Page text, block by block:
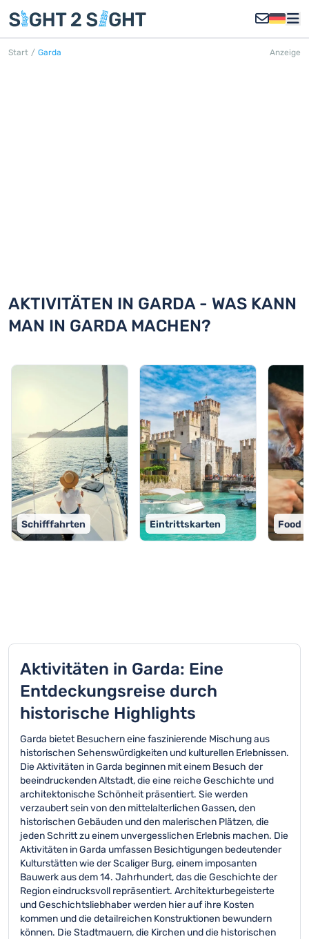
Start / Garda Anzeige
AKTIVITÄTEN IN GARDA - WAS KANN
MAN IN GARDA MACHEN?
Schifffahrten Eintrittskarten Food
Aktivitäten in Garda: Eine
Entdeckungsreise durch
historische Highlights
Garda bietet Besuchern eine faszinierende Mischung aus
historischen Sehenswürdigkeiten und kulturellen Erlebnissen.
Die Aktivitäten in Garda beginnen mit einem Besuch der
beeindruckenden Altstadt, die eine reiche Geschichte und
architektonische Schönheit präsentiert. Sie werden
verzaubert sein von den mittelalterlichen Gassen, den
historischen Gebäuden und den malerischen Plätzen, die
jeden Schritt zu einem unvergesslichen Erlebnis machen. Die
Aktivitäten in Garda umfassen Besichtigungen bedeutender
Kulturstätten wie der Scaliger Burg, einem imposanten
Bauwerk aus dem 14. Jahrhundert, das die Geschichte der
Region eindrucksvoll repräsentiert. Architekturbegeisterte
und Geschichtsliebhaber werden hier auf ihre Kosten
kommen und die detailreichen Konstruktionen bewundern
können. Die Stadtmauern, die Kirchen und die historischen